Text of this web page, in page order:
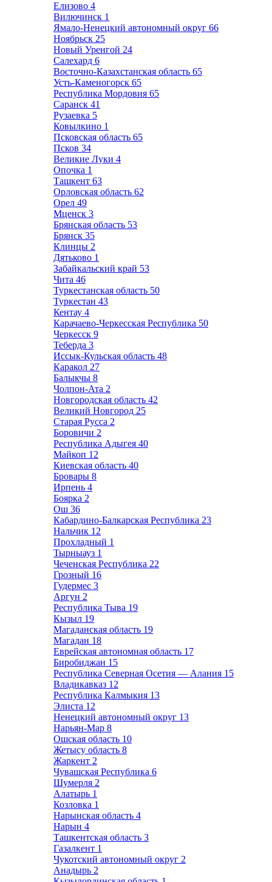
Елизово 4
Вилючинск 1
Ямало-Ненецкий автономный округ 66
Ноябрьск 25
Новый Уренгой 24
Салехард 6
Восточно-Казахстанская область 65
Усть-Каменогорск 65
Республика Мордовия 65
Саранск 41
Рузаевка 5
Ковылкино 1
Псковская область 65
Псков 34
Великие Луки 4
Опочка 1
Ташкент 63
Орловская область 62
Орел 49
Мценск 3
Брянская область 53
Брянск 35
Клинцы 2
Дятьково 1
Забайкальский край 53
Чита 46
Туркестанская область 50
Туркестан 43
Кентау 4
Карачаево-Черкесская Республика 50
Черкесск 9
Теберда 3
Иссык-Кульская область 48
Каракол 27
Балыкчы 8
Чолпон-Ата 2
Новгородская область 42
Великий Новгород 25
Старая Русса 2
Боровичи 2
Республика Адыгея 40
Майкоп 12
Киевская область 40
Бровары 8
Ирпень 4
Боярка 2
Ош 36
Кабардино-Балкарская Республика 23
Нальчик 12
Прохладный 1
Тырныауз 1
Чеченская Республика 22
Грозный 16
Гудермес 3
Аргун 2
Республика Тыва 19
Кызыл 19
Магаданская область 19
Магадан 18
Еврейская автономная область 17
Биробиджан 15
Республика Северная Осетия — Алания 15
Владикавказ 12
Республика Калмыкия 13
Элиста 12
Ненецкий автономный округ 13
Нарьян-Мар 8
Ошская область 10
Жетысу область 8
Жаркент 2
Чувашская Республика 6
Шумерля 2
Алатырь 1
Козловка 1
Нарынская область 4
Нарын 4
Ташкентская область 3
Газалкент 1
Чукотский автономный округ 2
Анадырь 2